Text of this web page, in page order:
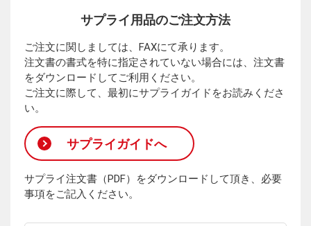
サプライ用品のご注文方法
ご注文に関しましては、FAXにて承ります。
注文書の書式を特に指定されていない場合には、注文書
をダウンロードしてご利用ください。
ご注文に際して、最初にサプライガイドをお読みくださ
い。
サプライガイドへ
サプライ注文書（PDF）をダウンロードして頂き、必要
事項をご記入ください。